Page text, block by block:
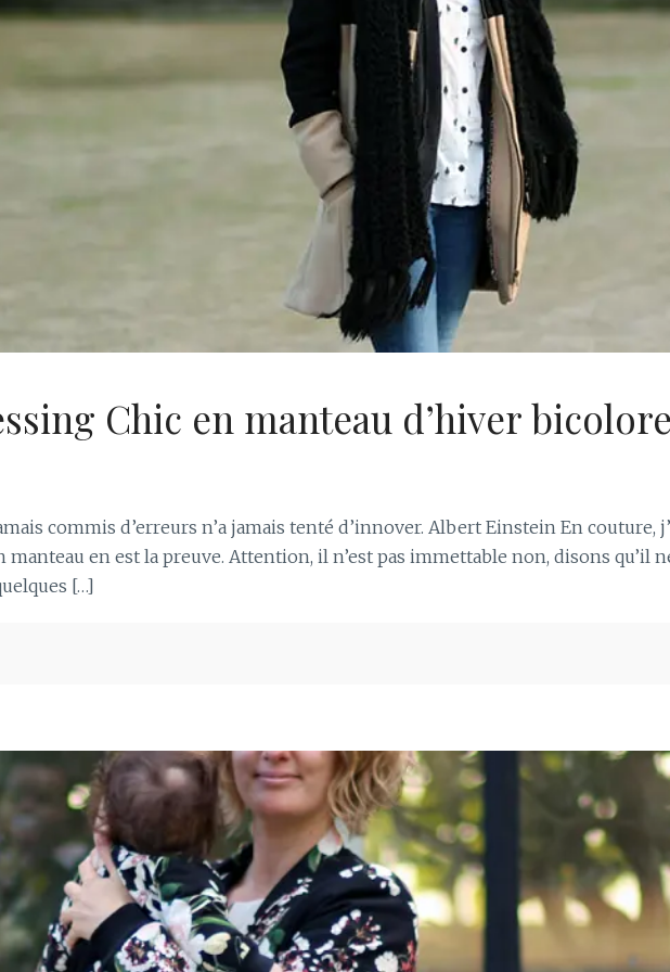
Chic en manteau d’hiver
commis d’erreurs n’a jamais tenté d’innover. Albert Einstein En couture,
en est la preuve. Attention, il n’est pas immettable non, disons qu’il
[…]